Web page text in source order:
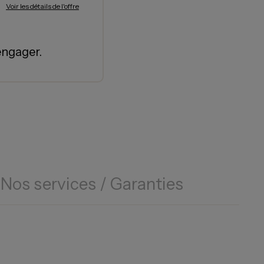
Voir les détails de l'offre
Nos services / Garanties